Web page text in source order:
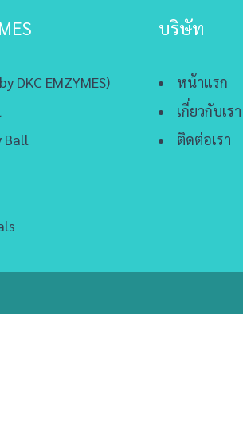
DKC EMZYMES)
Ball
บริษัท
หน้าแรก
เกี่ยวกับเรา
ติดต่อเรา